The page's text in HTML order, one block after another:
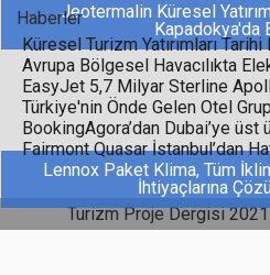
Jeotermalin Küresel
Kapadokya'da
Lennox Paket Klima, Tüm
İhtiyaçlarına
Haberler
Küresel Turizm Yatırımları
Avrupa Bölgesel Havacılıkta
EasyJet 5,7 Milyar Sterline
Türkiye'nin Önde Gelen Otel
BookingAgora’dan Dubai’ye üst
Fairmont Quasar İstanbul’dan
Turizm Proje Dergisi 2021